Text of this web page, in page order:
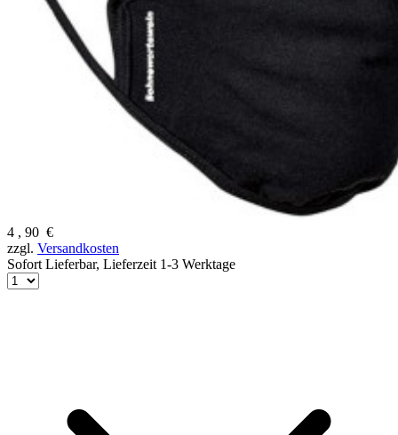
4 , 90 €
zzgl. Versandkosten
Sofort Lieferbar, Lieferzeit 1-3 Werktage